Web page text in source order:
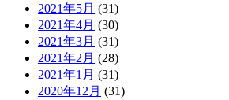
2021年5月 (31)
2021年4月 (30)
2021年3月 (31)
2021年2月 (28)
2021年1月 (31)
2020年12月 (31)